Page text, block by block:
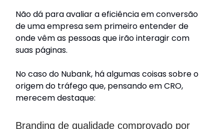
Não dá para avaliar a eficiência em conversão
de uma empresa sem primeiro entender de
onde vêm as pessoas que irão interagir com
suas páginas.
No caso do Nubank, há algumas coisas sobre o
origem do tráfego que, pensando em CRO,
merecem destaque:
Branding de qualidade comprovado por